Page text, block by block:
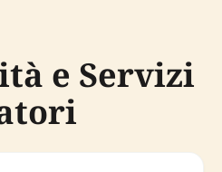
e Servizi